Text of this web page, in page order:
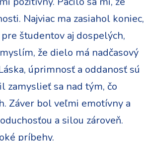
Najviac ma zasiahol koniec,
študentov aj dospelých,
že dielo má nadčasový
úprimnosť a oddanosť sú
zamyslieť sa nad tým, čo
Záver bol veľmi emotívny a
a silou zároveň.
príbehy.